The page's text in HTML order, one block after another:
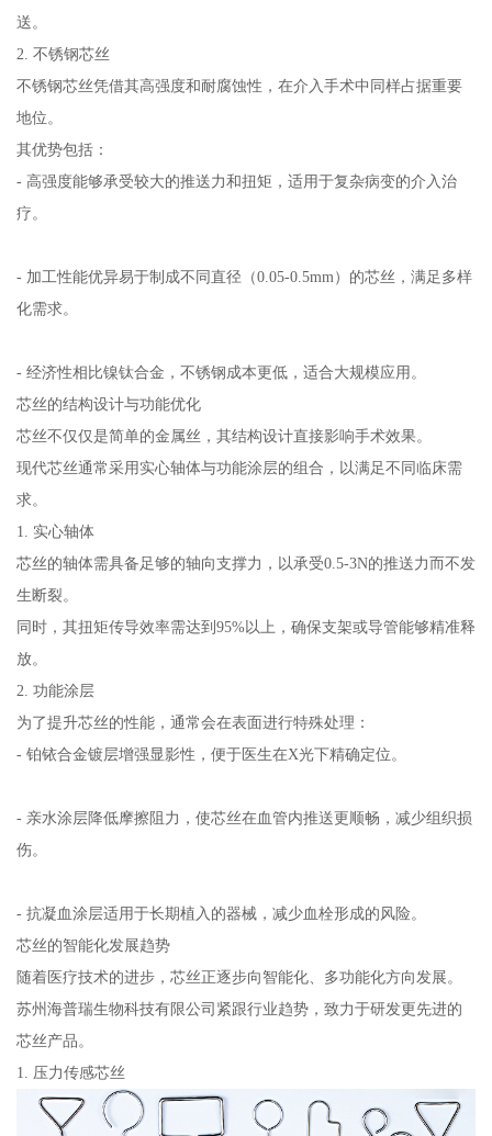
送。
2. 不锈钢芯丝
不锈钢芯丝凭借其高强度和耐腐蚀性，在介入手术中同样占据重要
地位。
其优势包括：
- 高强度能够承受较大的推送力和扭矩，适用于复杂病变的介入治
疗。
- 加工性能优异易于制成不同直径（0.05-0.5mm）的芯丝，满足多样
化需求。
- 经济性相比镍钛合金，不锈钢成本更低，适合大规模应用。
芯丝的结构设计与功能优化
芯丝不仅仅是简单的金属丝，其结构设计直接影响手术效果。
现代芯丝通常采用实心轴体与功能涂层的组合，以满足不同临床需
求。
1. 实心轴体
芯丝的轴体需具备足够的轴向支撑力，以承受0.5-3N的推送力而不发
生断裂。
同时，其扭矩传导效率需达到95%以上，确保支架或导管能够精准释
放。
2. 功能涂层
为了提升芯丝的性能，通常会在表面进行特殊处理：
- 铂铱合金镀层增强显影性，便于医生在X光下精确定位。
- 亲水涂层降低摩擦阻力，使芯丝在血管内推送更顺畅，减少组织损
伤。
- 抗凝血涂层适用于长期植入的器械，减少血栓形成的风险。
芯丝的智能化发展趋势
随着医疗技术的进步，芯丝正逐步向智能化、多功能化方向发展。
苏州海普瑞生物科技有限公司紧跟行业趋势，致力于研发更先进的
芯丝产品。
1. 压力传感芯丝